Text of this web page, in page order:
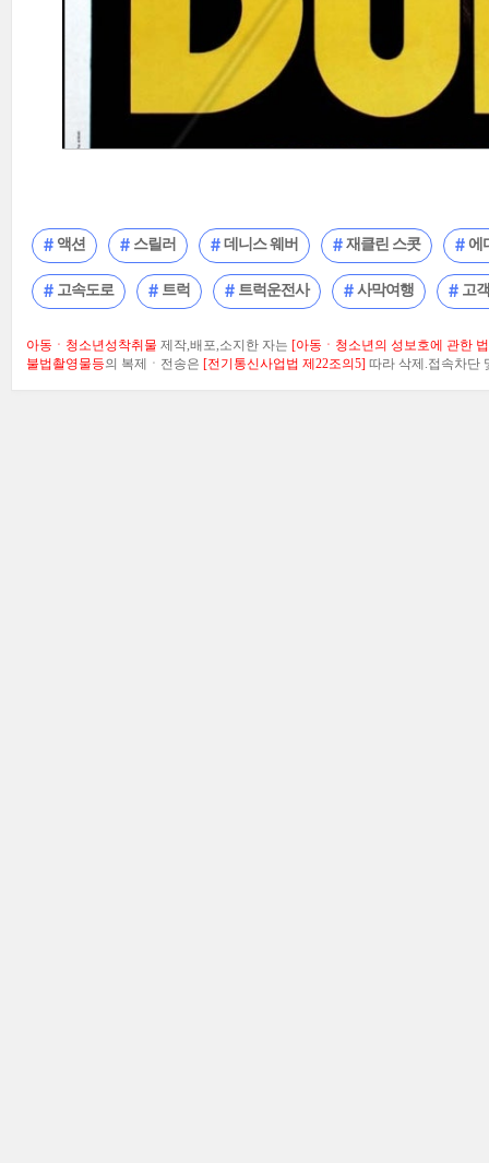
액션 스릴러 데니스 웨버 재클린 스콧 에
고속도로 트럭 트럭운전사 사막여행 고
아동ㆍ청소년성착취물 제작,배포,소지한 자는 [아동ㆍ청소년의 성보호에 관한
불법촬영물등의 복제ㆍ전송은 [전기통신사업법 제22조의5] 따라 삭제.접속차단